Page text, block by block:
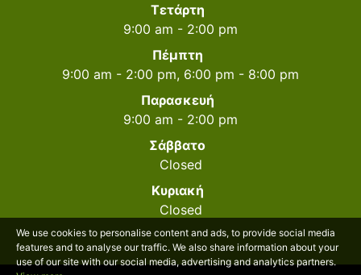
Τετάρτη
9:00 am - 2:00 pm
Πέμπτη
9:00 am - 2:00 pm, 6:00 pm - 8:00 pm
Παρασκευή
9:00 am - 2:00 pm
Σάββατο
Closed
Κυριακή
Closed
We use cookies to personalise content and ads, to provide social media
features and to analyse our traffic. We also share information about your
use of our site with our social media, advertising and analytics partners.